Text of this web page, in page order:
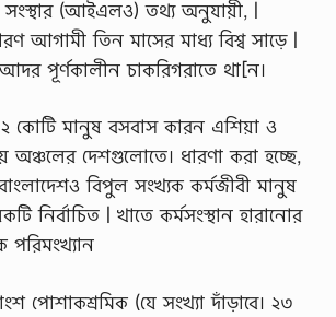
সংস্থার (আইএলও) তথ্য অনুযায়ী, |
আগামী তিন মাসের মাধ্য বিশ্ব সাড়ে |
পূর্ণকালীন চাকরিগরাতে থা[ন।
কোটি মানুষ বসবাস কারন এশিয়া ও
অঞ্চলের দেশগুলােতে। ধারণা করা হচ্ছে,
বাংলাদেশও বিপুল সংখ্যক কর্মজীবী মানুষ
নির্বাচিত | খাতে কর্মসংস্থান হারানাের
পােশাকশ্রমিক (যে সংখ্যা দাঁড়াবে। ২৩